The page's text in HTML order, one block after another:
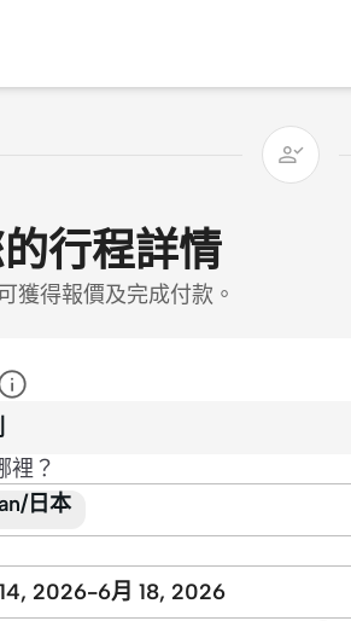
行程詳情
獲得報價及完成付款。
裡？
日本
2026-6月 18, 2026